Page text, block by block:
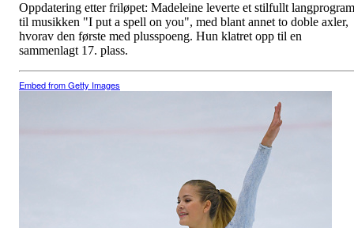
Oppdatering etter friløpet: Madeleine leverte et stilfullt langprogram
til musikken "I put a spell on you", med blant annet to doble axler,
hvorav den første med plusspoeng. Hun klatret opp til en
sammenlagt 17. plass.
Embed from Getty Images